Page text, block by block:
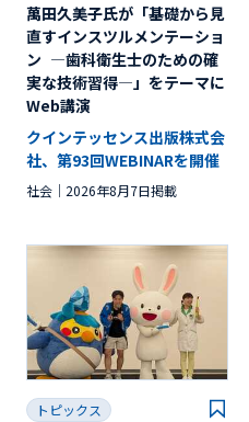
萬田久美子氏が「基礎から見
直すインスツルメンテーショ
ン ―歯科衛生士のための確
実な技術習得―」をテーマに
Web講演
クインテッセンス出版株式会
社、第93回WEBINARを開催
社会 2026年8月7日掲載
トピックス